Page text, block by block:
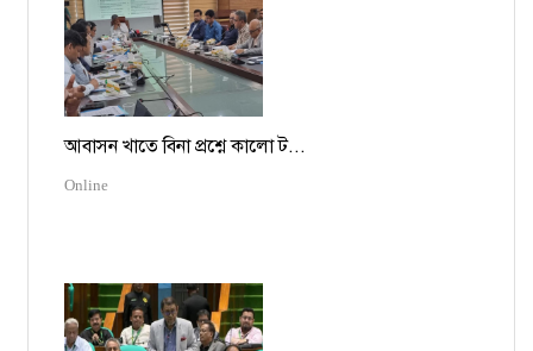
আবাসন খাতে বিনা প্রশ্নে কালো ট...
Online